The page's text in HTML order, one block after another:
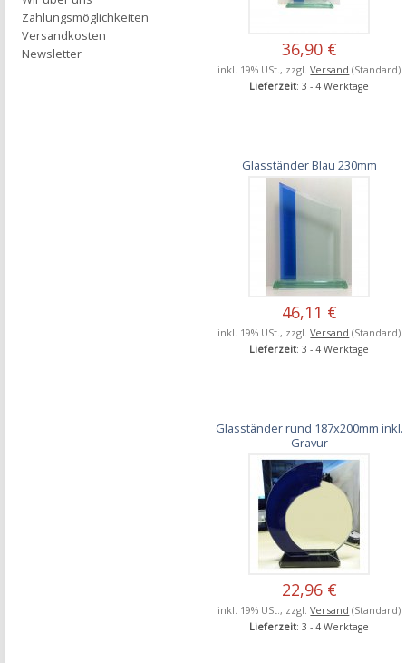
36,90 €
inkl. 19% USt., zzgl.Versand (Standard)
Lieferzeit: 3 - 4 Werktage
Glasständer Blau 230mm
46,11 €
inkl. 19% USt., zzgl.Versand (Standard)
Lieferzeit: 3 - 4 Werktage
Glasständer rund 187x200mm inkl.
Gravur
22,96 €
inkl. 19% USt., zzgl.Versand (Standard)
Lieferzeit: 3 - 4 Werktage
Zahlungsmöglichkeiten
Versandkosten
Newsletter